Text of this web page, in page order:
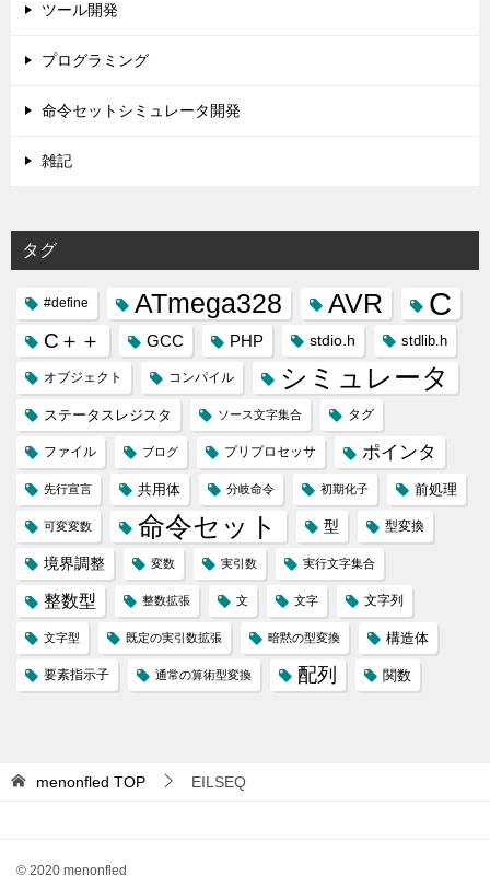
ツール開発
プログラミング
命令セットシミュレータ開発
雑記
タグ
#define ATmega328 AVR C
C＋＋ GCC PHP stdio.h stdlib.h
オブジェクト コンパイル シミュレータ
ステータスレジスタ ソース文字集合 タグ
ファイル ブログ プリプロセッサ ポインタ
先行宣言 共用体 分岐命令 初期化子 前処理
可変変数 命令セット 型 型変換
境界調整 変数 実引数 実行文字集合
整数型 整数拡張 文 文字 文字列
文字型 既定の実引数拡張 暗黙の型変換 構造体
要素指示子 通常の算術型変換 配列 関数
menonfled TOP EILSEQ
© 2020 menonfled